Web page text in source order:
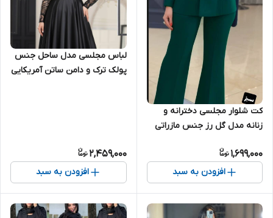
کت شلوار مجلسی دخترانه و
زنانه مدل گل رز جنس مازراتی
خرداد
1,699,000
افزودن به سبد
لباس مجلسی مدل ساحل جنس
پولک ترک و دامن ساتن آمریکایی
2,459,000
افزودن به سبد